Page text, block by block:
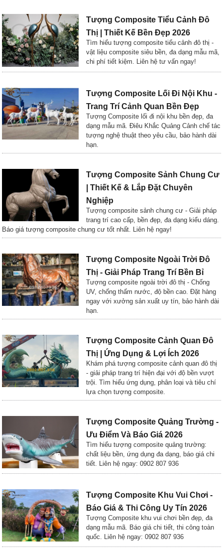
Tượng Composite Tiểu Cảnh Đô
Thị | Thiết Kế Bền Đẹp 2026
Tìm hiểu tượng composite tiểu cảnh đô thị -
vật liệu composite siêu bền, đa dạng mẫu mã,
chi phí tiết kiệm. Liên hệ tư vấn ngay!
Tượng Composite Lối Đi Nội Khu -
Trang Trí Cảnh Quan Bền Đẹp
Tượng Composite lối đi nội khu bền đẹp, đa
dạng mẫu mã. Điêu Khắc Quảng Cảnh chế tác
tượng nghệ thuật theo yêu cầu, bảo hành dài
hạn.
Tượng Composite Sảnh Chung Cư
| Thiết Kế & Lắp Đặt Chuyên
Nghiệp
Tượng composite sảnh chung cư - Giải pháp
trang trí cao cấp, bền đẹp, đa dạng kiểu dáng.
Báo giá tượng composite chung cư tốt nhất. Liên hệ ngay!
Tượng Composite Ngoài Trời Đô
Thị - Giải Pháp Trang Trí Bền Bỉ
Tượng composite ngoài trời đô thị - Chống
UV, chống thấm nước, độ bền cao. Đặt hàng
ngay với xưởng sản xuất uy tín, bảo hành dài
hạn.
Tượng Composite Cảnh Quan Đô
Thị | Ứng Dụng & Lợi Ích 2026
Khám phá tượng composite cảnh quan đô thị
- giải pháp trang trí hiện đại với độ bền vượt
trội. Tìm hiểu ứng dụng, phân loại và tiêu chí
lựa chọn tượng composite.
Tượng Composite Quảng Trường -
Ưu Điểm Và Báo Giá 2026
Tìm hiểu tượng composite quảng trường:
chất liệu bền, ứng dụng đa dạng, báo giá chi
tiết. Liên hệ ngay: 0902 807 936
Tượng Composite Khu Vui Chơi -
Báo Giá & Thi Công Uy Tín 2026
Tượng Composite khu vui chơi bền đẹp, đa
dạng mẫu mã. Báo giá chi tiết, thi công toàn
quốc. Liên hệ ngay: 0902 807 936